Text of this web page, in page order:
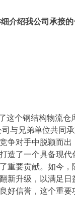
介绍我公司承接的
这个钢结构物流仓
与兄弟单位共同
争对手中脱颖而
造了一个具备现
重要贡献。如今
新升级，以满足
信誉，这个重要